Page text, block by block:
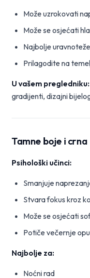
Može uzrokovati
Može se osjećati
Najbolje
Prilagodite na
U vašem pregledniku:
gradijenti, dizajni
Tamne boje i crna
Psihološki učinci:
Smanjuje
Stvara fokus kroz
Može se osjećati
Potiče večernje
Najbolje za:
Noćni rad